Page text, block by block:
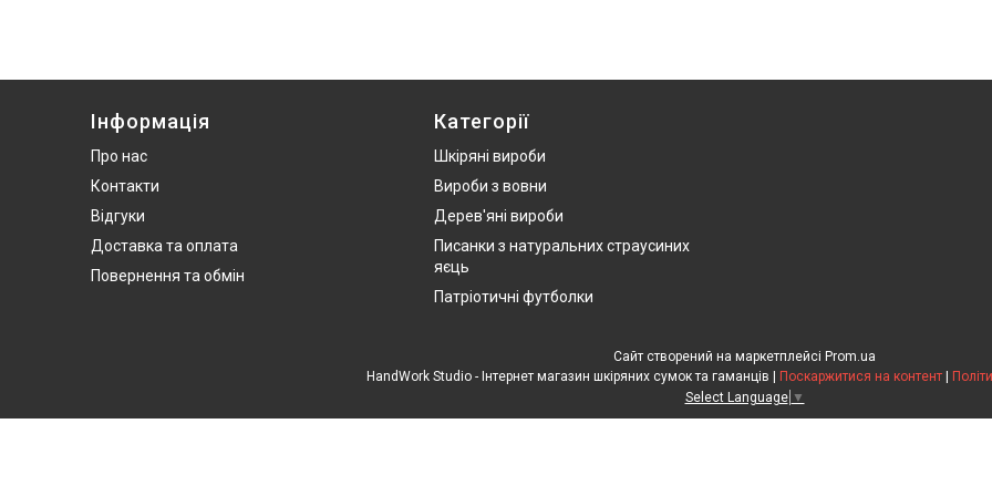
Інформація
Про нас
Контакти
Відгуки
Доставка та оплата
Повернення та обмін
Категорії
Шкіряні вироби
Вироби з вовни
Дерев'яні вироби
Писанки з натуральних страусиних
яєць
Патріотичні футболки
Сайт створений на маркетплейсі Prom.ua
Поскаржитися на контент
Select Language ▼